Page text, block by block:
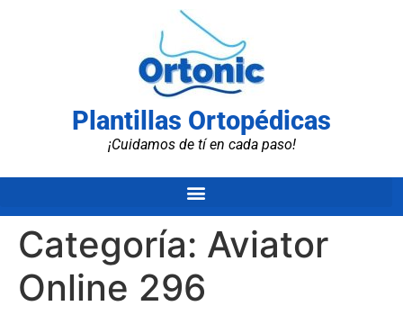
Plantillas Ortopédicas
¡Cuidamos de tí en cada paso!
Categoría: Aviator
Online 296